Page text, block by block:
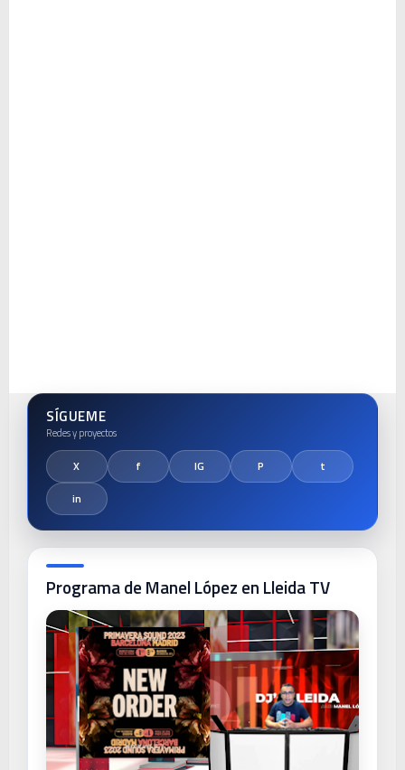
SÍGUEME
Programa de Manel López en Lleida TV